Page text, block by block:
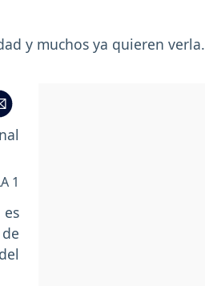
y muchos ya quieren verla.
1